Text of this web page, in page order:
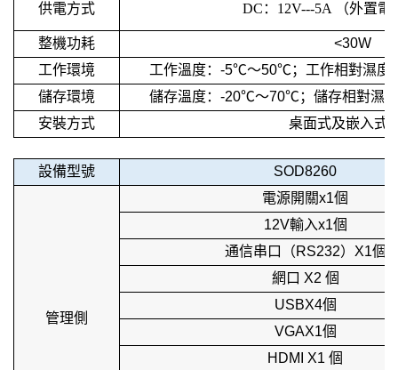
供電方式
DC：12V---5A （外置電
整機功耗
<30W
工作環境
工作溫度：-5℃～50℃；工作相對濕度
儲存環境
儲存溫度：-20℃～70℃；儲存相對濕
安裝方式
桌面式及嵌入式
設備型號 SOD8260
管理側
電源開關x1個
12V輸入x1個
通信串口（RS232）X1個
網口 X2 個
USBX4個
VGAX1個
HDMI X1 個